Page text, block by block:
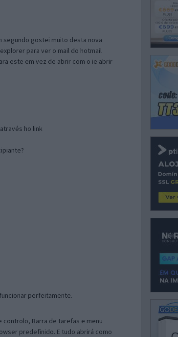
segundo gostei muito desta nova
para ver o mail do hotmail
este em vez de abrir com o ie abrir
ho link
perfeitamente.
controlo, Barra de tarefas e menu
predefinido. E tudo abrirá como